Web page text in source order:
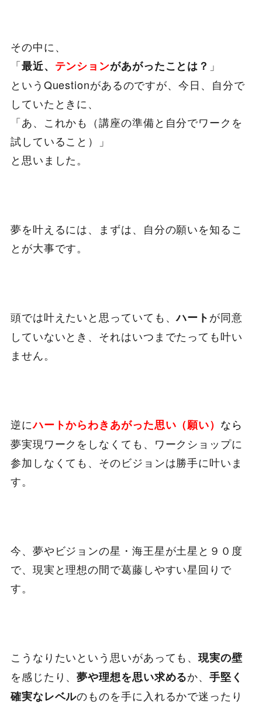
その中に、
「最近、 テンションがあがったことは？ 」
というQuestionがあるのですが、今日、自分で
していたときに、
「あ、これかも（講座の準備と自分でワークを
試していること）」
と思いました。
夢を叶えるには、まずは、自分の願いを知るこ
とが大事です。
頭では叶えたいと思っていても、ハートが同意
していないとき、それはいつまでたっても叶い
ません。
逆にハートからわきあがった思い（願い） なら
夢実現ワークをしなくても、ワークショップに
参加しなくても、そのビジョンは勝手に叶いま
す。
今、夢やビジョンの星・海王星が土星と９０度
で、現実と理想の間で葛藤しやすい星回りで
す。
こうなりたいという思いがあっても、現実の壁
を感じたり、夢や理想を思い求めるか、手堅く
確実なレベルのものを手に入れるかで迷ったり